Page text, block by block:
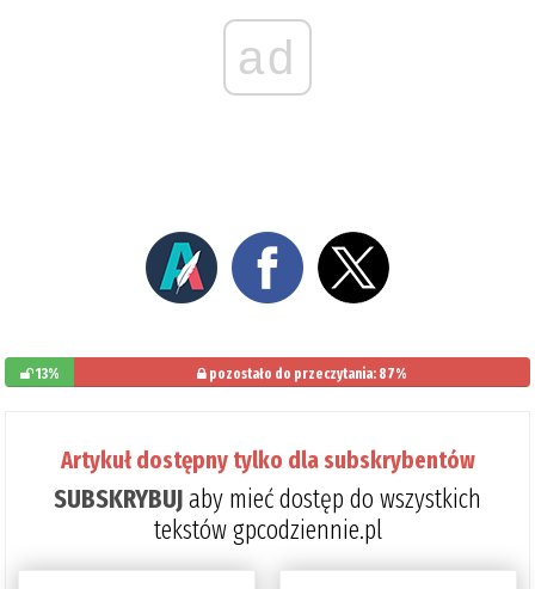
ad
13% pozostało do przeczytania: 87%
Artykuł dostępny tylko dla subskrybentów
SUBSKRYBUJaby mieć dostęp do wszystkich
tekstów gpcodziennie.pl